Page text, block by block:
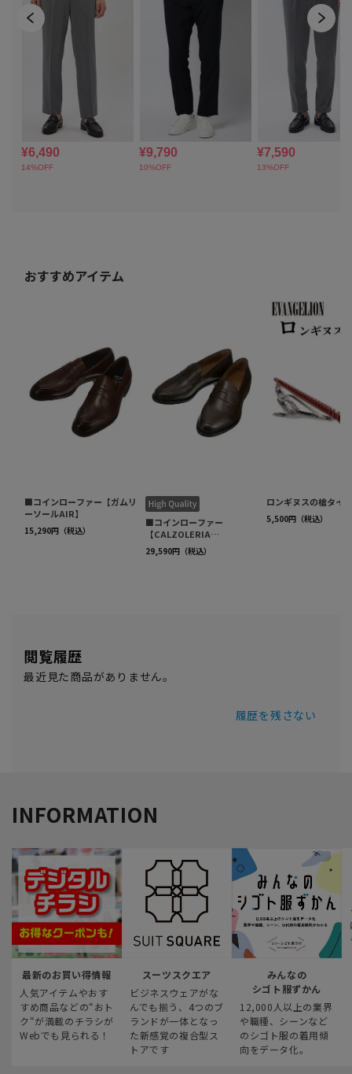
閲覧履歴
最近見た商品がありません。
履歴を残さない
INFORMATION
最新のお買い得情報
人気アイテムやおす
すめ商品などの“おト
ク“が満載のチラシが
Webでも見られる！
スーツスクエア
ビジネスウェアがな
んでも揃う、4つのブ
ランドが一体となっ
た新感覚の複合型ス
トアです
みんなの
シゴト服ずかん
12,000人以上の業界
や職種、シーンなど
のシゴト服の着用傾
向をデータ化。